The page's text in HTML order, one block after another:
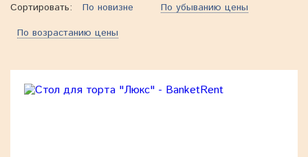
Сортировать: По новизне
По убыванию цены
По возрастанию цены